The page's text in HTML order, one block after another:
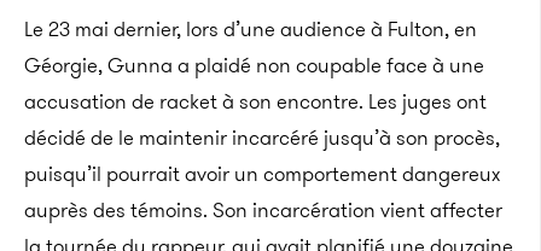
Le 23 mai dernier, lors d’une audience à Fulton, en
Géorgie, Gunna a plaidé non coupable face à une
accusation de racket à son encontre. Les juges ont
décidé de le maintenir incarcéré jusqu’à son procès,
puisqu’il pourrait avoir un comportement dangereux
auprès des témoins. Son incarcération vient affecter